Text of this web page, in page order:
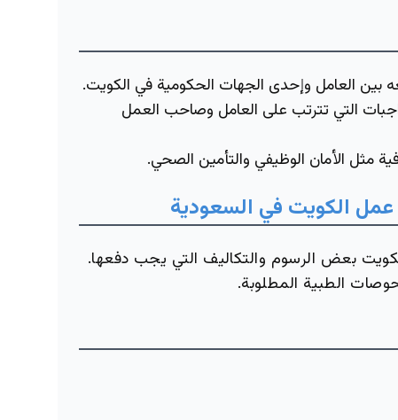
بين العامل وإحدى الجهات الحكومية في الكويت.
التي تترتب على العامل وصاحب العمل
مثل الأمان الوظيفي والتأمين الصحي.
عمل الكويت في السعودية
بعض الرسوم والتكاليف التي يجب دفعها.
الطبية المطلوبة.